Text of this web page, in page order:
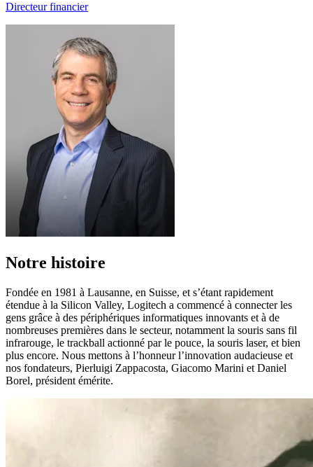
Directeur financier
Notre histoire
Fondée en 1981 à Lausanne, en Suisse, et s’étant rapidement
étendue à la Silicon Valley, Logitech a commencé à connecter les
gens grâce à des périphériques informatiques innovants et à de
nombreuses premières dans le secteur, notamment la souris sans fil
infrarouge, le trackball actionné par le pouce, la souris laser, et bien
plus encore. Nous mettons à l’honneur l’innovation audacieuse et
nos fondateurs, Pierluigi Zappacosta, Giacomo Marini et Daniel
Borel, président émérite.